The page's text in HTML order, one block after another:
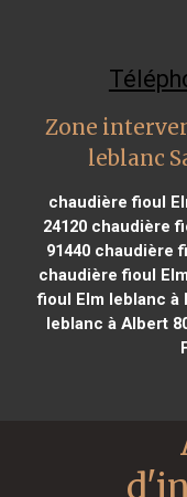
Zone
leblanc
chaudière fioul
24120 chaudière
91440chaudière
chaudière fioul
fioul Elm leblanc à
leblanc à Albert